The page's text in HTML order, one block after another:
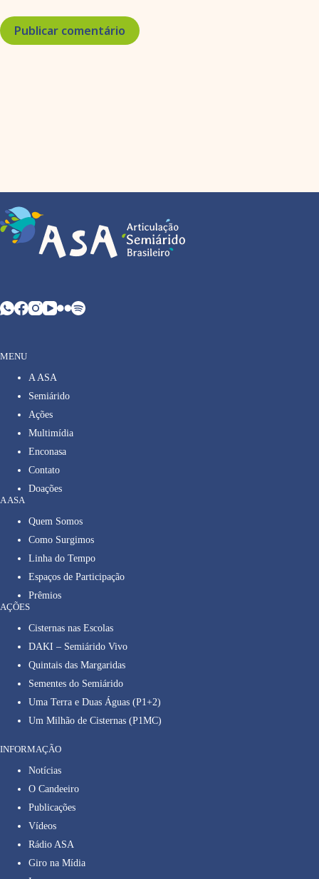
Publicar comentário
MENU
A ASA
Semiárido
Ações
Multimídia
Enconasa
Contato
Doações
A ASA
Quem Somos
Como Surgimos
Linha do Tempo
Espaços de Participação
Prêmios
AÇÕES
Cisternas nas Escolas
DAKI – Semiárido Vivo
Quintais das Margaridas
Sementes do Semiárido
Uma Terra e Duas Águas (P1+2)
Um Milhão de Cisternas (P1MC)
INFORMAÇÃO
Notícias
O Candeeiro
Publicações
Vídeos
Rádio ASA
Giro na Mídia